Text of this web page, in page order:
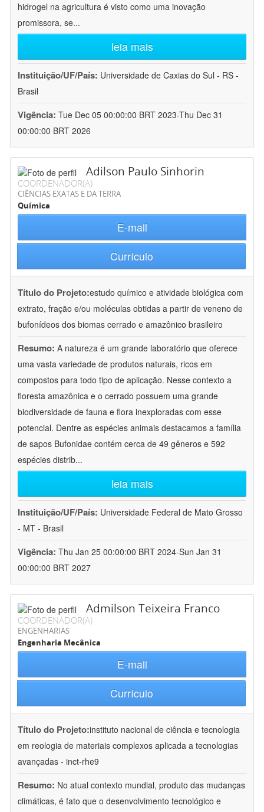
hidrogel na agricultura é visto como uma inovação
promissora, se...
leia mais
Instituição/UF/País: Universidade de Caxias do Sul - RS -
Brasil
Vigência: Tue Dec 05 00:00:00 BRT 2023-Thu Dec 31
00:00:00 BRT 2026
Adilson Paulo Sinhorin
COORDENADOR(A)
CIÊNCIAS EXATAS E DA TERRA
Química
E-mail
Currículo
Título do Projeto:estudo químico e atividade biológica com
extrato, fração e/ou moléculas obtidas a partir de veneno de
bufonídeos dos biomas cerrado e amazônico brasileiro
Resumo: A natureza é um grande laboratório que oferece
uma vasta variedade de produtos naturais, ricos em
compostos para todo tipo de aplicação. Nesse contexto a
floresta amazônica e o cerrado possuem uma grande
biodiversidade de fauna e flora inexploradas com esse
potencial. Dentre as espécies animais destacamos a família
de sapos Bufonidae contém cerca de 49 gêneros e 592
espécies distrib...
leia mais
Instituição/UF/País: Universidade Federal de Mato Grosso
- MT - Brasil
Vigência: Thu Jan 25 00:00:00 BRT 2024-Sun Jan 31
00:00:00 BRT 2027
Admilson Teixeira Franco
COORDENADOR(A)
ENGENHARIAS
Engenharia Mecânica
E-mail
Currículo
Título do Projeto:instituto nacional de ciência e tecnologia
em reologia de materiais complexos aplicada a tecnologias
avançadas - inct-rhe9
Resumo: No atual contexto mundial, produto das mudanças
climáticas, é fato que o desenvolvimento tecnológico e